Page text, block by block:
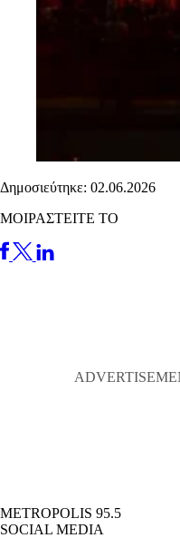
Δημοσιεύτηκε: 02.06.2026
ΜΟΙΡΑΣΤΕΙΤΕ ΤΟ
METROPOLIS 95.5
SOCIAL MEDIA